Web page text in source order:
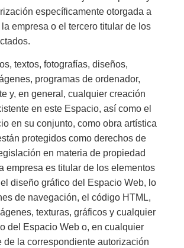
específicamente otorgada a
empresa o el tercero titular de los
textos, fotografías, diseños,
programas de ordenador,
y, en general, cualquier creación
en este Espacio, así como el
en su conjunto, como obra artística
protegidos como derechos de
en materia de propiedad
empresa es titular de los elementos
diseño gráfico del Espacio Web, lo
de navegación, el código HTML,
texturas, gráficos y cualquier
del Espacio Web o, en cualquier
de la correspondiente autorización